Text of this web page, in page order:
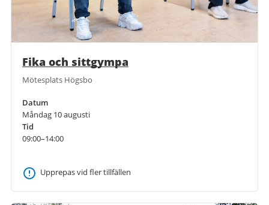
Fika och sittgympa
Mötesplats Högsbo
Datum
Måndag 10 augusti
Tid
09:00–14:00
Upprepas vid fler tillfällen